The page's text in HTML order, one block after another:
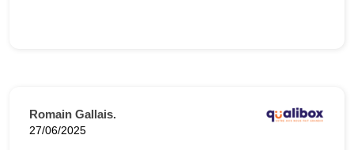
Romain Gallais.
27/06/2025